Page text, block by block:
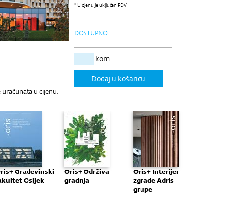
* U cijenu je uključen PDV
DOSTUPNO
kom.
Dodaj u košaricu
uračunata u cijenu.
Građevinski
Osijek
Oris+ Održiva
gradnja
Oris+ Interijer
zgrade Adris
grupe
Oris+